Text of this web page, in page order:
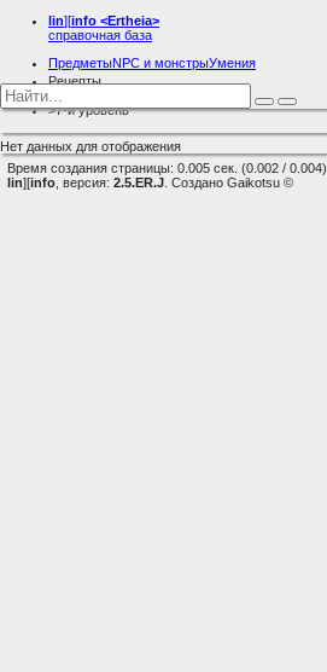
lin][info <Ertheia>
справочная база
ПредметыNPC и монстрыУмения
Рецепты
7-й уровень
Нет данных для отображения
Время создания страницы: 0.005 сек. (0.002 / 0.004).
lin][info , версия: 2.5.ER.J . Создано Gaikotsu ©